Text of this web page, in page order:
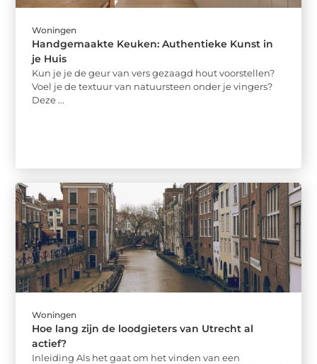
Woningen
Handgemaakte Keuken: Authentieke Kunst in
je Huis
Kun je je de geur van vers gezaagd hout voorstellen?
Voel je de textuur van natuursteen onder je vingers?
Deze ...
Woningen
Hoe lang zijn de loodgieters van Utrecht al
actief?
Inleiding Als het gaat om het vinden van een